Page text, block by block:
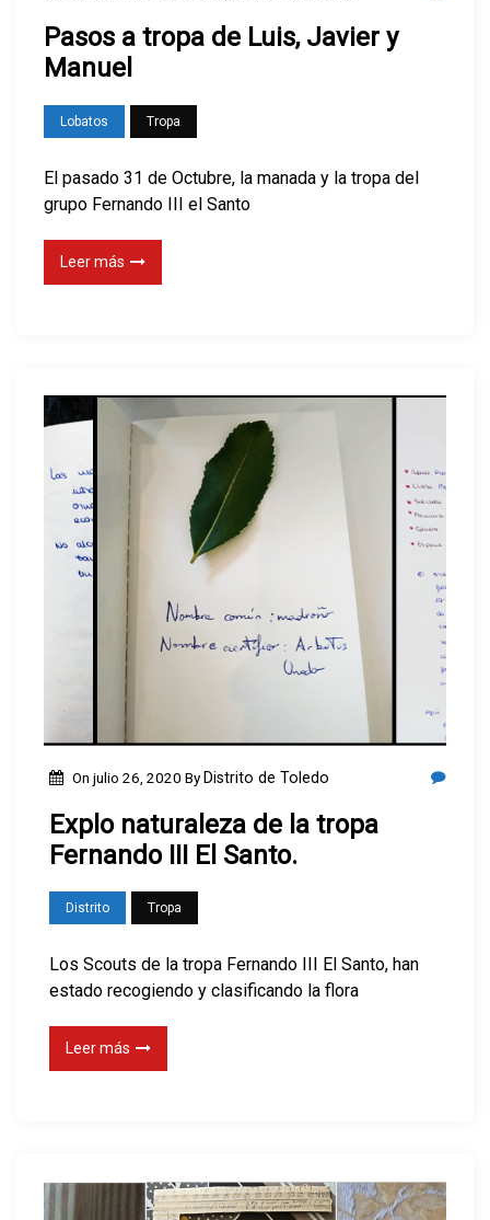
Pasos a tropa de Luis, Javier y
Manuel
Lobatos Tropa
El pasado 31 de Octubre, la manada y la tropa del
grupo Fernando III el Santo
Leer más
On julio 26, 2020 ByDistrito de Toledo
Explo naturaleza de la tropa
Fernando III El Santo.
Distrito Tropa
Los Scouts de la tropa Fernando III El Santo, han
estado recogiendo y clasificando la flora
Leer más